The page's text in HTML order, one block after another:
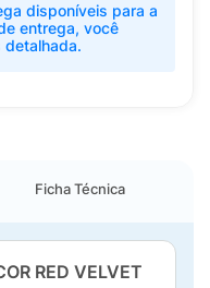
disponíveis para a
entrega, você
detalhada.
Ficha Técnica
RED VELVET